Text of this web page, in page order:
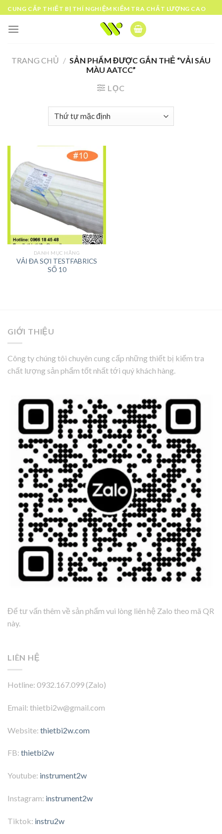
Skip
to
content
CUNG CẤP THIẾT BỊ THÍ NGHIỆM KIỂM TRA CHẤT LƯỢNG CAO
TRANG CHỦ / SẢN PHẨM ĐƯỢC GẮN THẺ “VẢI SÁU
MÀU AATCC”
LỌC
DANH MỤC HÃNG
VẢI ĐA SỢI TESTFABRICS
SỐ 10
GIỚI THIỆU
Công ty chúng tôi chuyên cung cấp những thiết bị kiểm tra
chất lượng sản phẩm tốt nhất tới quý khách hàng.
Để tư vấn thêm về sản phẩm vui lòng liên hệ Zalo theo mã QR
này.
LIÊN HỆ
Hotline: 0932.167.099 (Zalo)
Email: thietbi2w@gmail.com
Website: thietbi2w.com
FB: thietbi2w
Youtube: instrument2w
Instagram: instrument2w
Tiktok: instru2w